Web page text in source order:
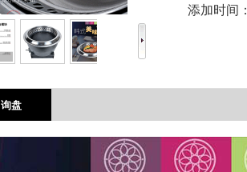
添加时间：
询盘